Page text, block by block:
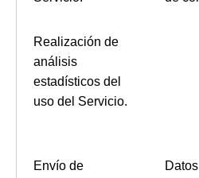
Realización de
análisis
estadísticos del
uso del Servicio.
Envío de
Datos